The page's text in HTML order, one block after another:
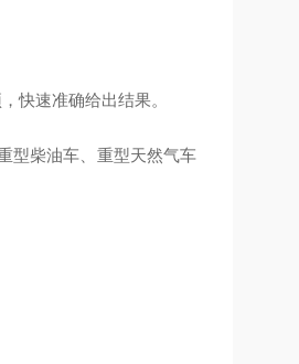
快速准确给出结果。
型柴油车、重型天然气车